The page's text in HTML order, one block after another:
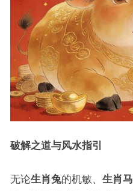
破解之道与风水指引
无论生肖兔的机敏、 生肖马